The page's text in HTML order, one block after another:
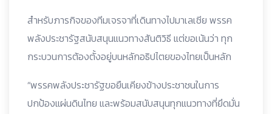
สำหรับภารกิจของทีมเจรจาที่เดินทางไปมาเลเซีย พรรค
พลังประชารัฐสนับสนุนแนวทางสันติวิธี แต่ขอเน้นว่า ทุก
กระบวนการต้องตั้งอยู่บนหลักอธิปไตยของไทยเป็นหลัก
“พรรคพลังประชารัฐขอยืนเคียงข้างประชาชนในการ
ปกป้องแผ่นดินไทย และพร้อมสนับสนุนทุกแนวทางที่ยึดมั่น